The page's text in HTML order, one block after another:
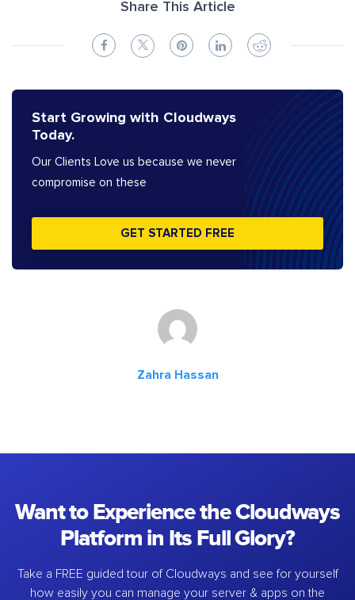
Share This Article
Start Growing with Cloudways
Today.
Our Clients Love us because we never
compromise on these
GET STARTED FREE
Zahra Hassan
Want to Experience the Cloudways
Platform in Its Full Glory?
Take a FREE guided tour of Cloudways and see for yourself
how easily you can manage your server & apps on the